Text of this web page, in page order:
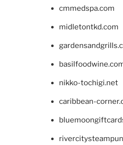
cmmedspa.com
midletontkd.com
nikko-tochigi.net
caribbean-